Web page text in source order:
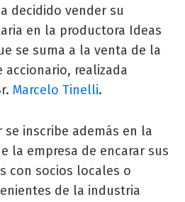
decidido vender su
en la productora Ideas
se suma a la venta de la
realizada
Marcelo Tinelli.
se inscribe además en la
la empresa de encarar sus
con socios locales o
de la industria